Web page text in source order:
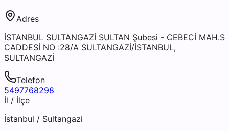
Adres
İSTANBUL SULTANGAZİ SULTAN Şubesi - CEBECİ MAH.S
CADDESİ NO :28/A SULTANGAZİ/İSTANBUL,
SULTANGAZİ
Telefon
5497768298
İl / İlçe
İstanbul / Sultangazi